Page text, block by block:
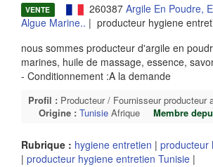
VENTE 260387 Argile En Poudre,
Algue Marine.. | producteur hygiene
nous sommes producteur d'argile en
marines, huile de massage, essence,
- Conditionnement :A la demande
Profil : Producteur / Fournisseur producteur
Origine : Tunisie Afrique Membre
Rubrique : hygiene entretien | producteur
| producteur hygiene entretien Tunisie |